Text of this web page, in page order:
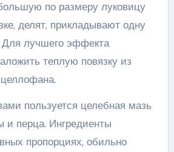
по размеру луковицу
делят, прикладывают одну
Для лучшего эффекта
теплую повязку из
пользуется целебная мазь
и перца. Ингредиенты
пропорциях, обильно